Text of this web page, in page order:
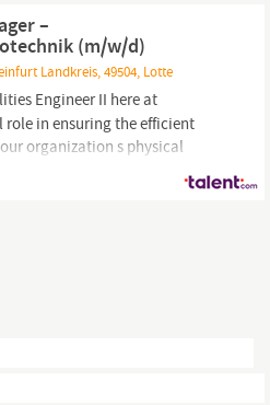
Vertrieb und HR...
–
(m/w/d)
Landkreis, 49504, Lotte
Engineer II here at
in ensuring the efficient
organization s physical
include maintaining building
and ensuring safety